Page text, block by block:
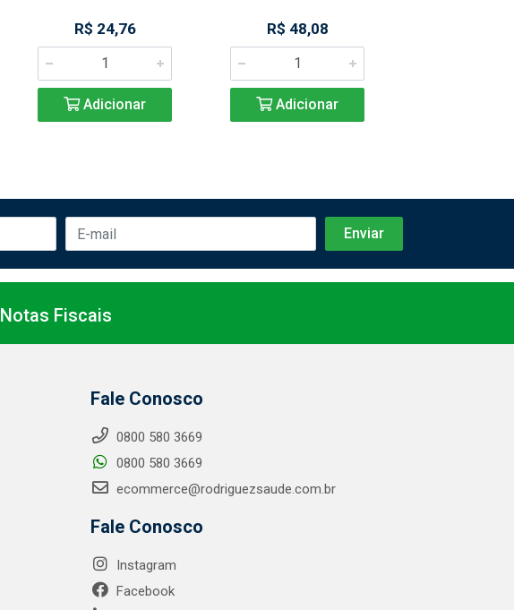
R$ 24,76
Adicionar
R$ 48,08
Adicionar
Notas Fiscais
Fale Conosco
0800 580 3669
0800 580 3669
ecommerce@rodriguezsaude.com.br
Fale Conosco
Instagram
Facebook